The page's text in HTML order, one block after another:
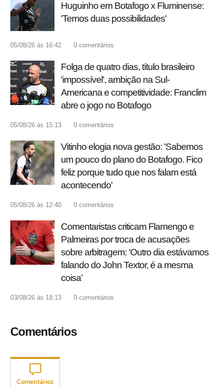
Huguinho em Botafogo x Fluminense:
'Temos duas possibilidades'
05/08/26 às 16:42 0 comentários
Folga de quatro dias, título brasileiro
'impossível', ambição na Sul-
Americana e competitividade: Franclim
abre o jogo no Botafogo
05/08/26 às 15:13 0 comentários
Vitinho elogia nova gestão: 'Sabemos
um pouco do plano do Botafogo. Fico
feliz porque tudo que nos falam está
acontecendo'
05/08/26 às 12:40 0 comentários
Comentaristas criticam Flamengo e
Palmeiras por troca de acusações
sobre arbitragem: ‘Outro dia estávamos
falando do John Textor, é a mesma
coisa’
03/08/26 às 18:13 0 comentários
Comentários